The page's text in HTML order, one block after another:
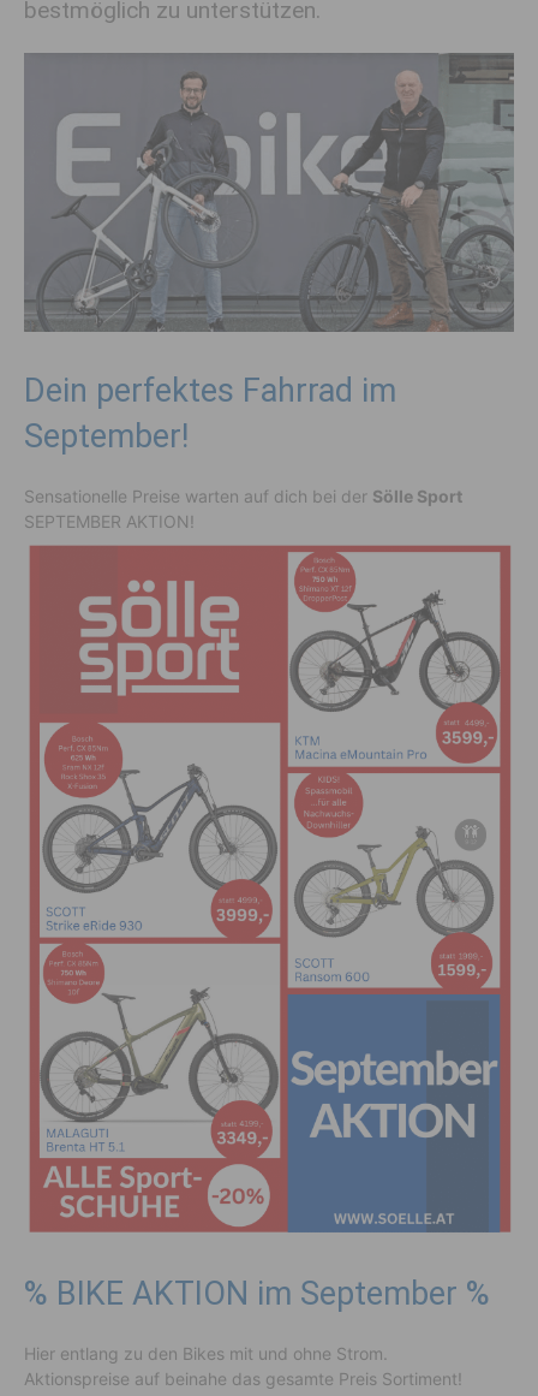
bestmöglich zu unterstützen.
Dein perfektes Fahrrad im
September!
Sensationelle Preise warten auf dich bei der Sölle Sport
SEPTEMBER AKTION!
% BIKE AKTION im September %
Hier entlang zu den Bikes mit und ohne Strom.
Aktionspreise auf beinahe das gesamte Preis Sortiment!